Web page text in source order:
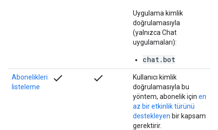
Uygulama kimlik
doğrulamasıyla
(yalnızca Chat
uygulamaları):
chat.bot
Abonelikleri
listeleme
check check
Kullanıcı kimlik
doğrulamasıyla bu
yöntem, abonelik için en
az bir etkinlik türünü
destekleyen bir kapsam
gerektirir.